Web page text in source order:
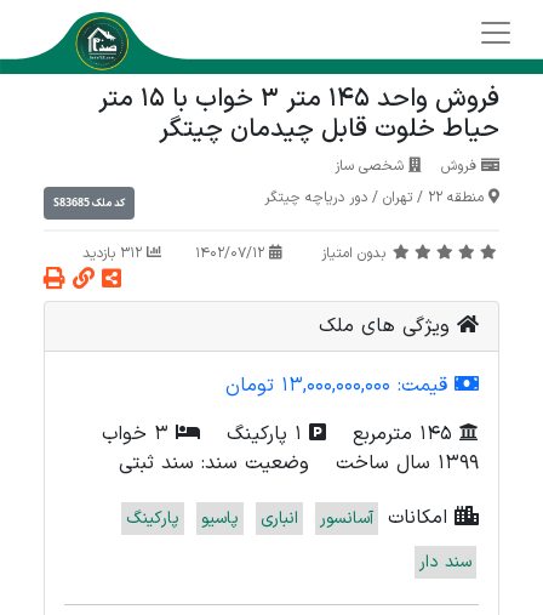
فروش واحد 145 متر 3 خواب با 15 متر
حیاط خلوت قابل چیدمان چیتگر
فروش
شخصی ساز
منطقه 22
/ تهران / دور دریاچه چیتگر کد ملکS83685
بدون امتیاز
ویژگی های ملک
قیمت: 13,000,000,000 تومان
145 مترمربع
1 پارکینگ
3 خواب
1399 سال ساخت
وضعیت سند: سند ثبتی
امکانات آسانسور انباری پاسیو
پارکینگ
سند دار